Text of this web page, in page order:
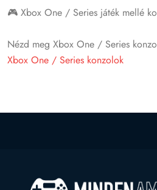
🎮 Xbox One / Series játék mellé
Nézd meg Xbox One / Series
Xbox One / Series konzolok